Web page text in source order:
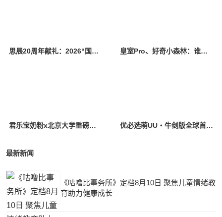
思展20周年献礼：2026“国际儿童基础汉字认读大赛”报名正式开启 皇室Pro、好奇小森林：谁才是真正不勒胖宝宝肚子大腿的纸尿裤？
君乐宝奶粉x北京大学重磅成果发布：中国多民族母乳研究+临床实证双突破 优必选萌UU・牛剑版全球首发，打造AI时代育娃新标杆
最新新闻
《咕噜比事务所》定档8月10日 聚焦儿童情绪教
育助力健康成长